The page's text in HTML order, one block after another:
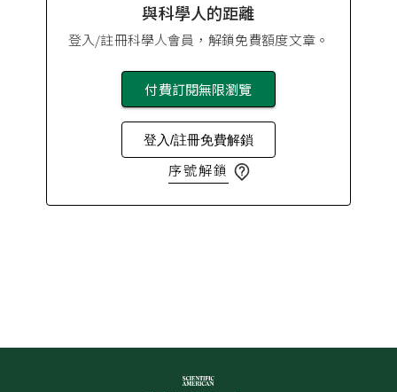
與科學人的距離
登入/註冊科學人會員，解鎖免費額度文章。
付費訂閱無限瀏覽
登入/註冊免費解鎖
序號解鎖